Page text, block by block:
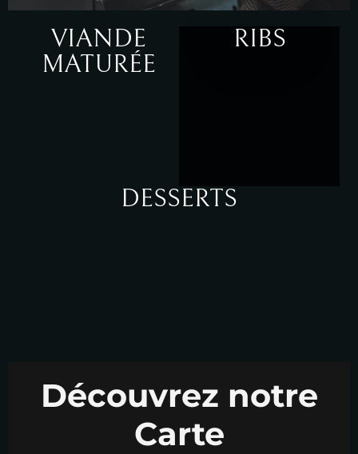
VIANDE
MATURÉE
RIBS
DESSERTS
Découvrez notre
Carte